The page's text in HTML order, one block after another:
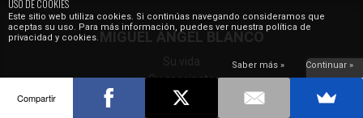
USO DE COOKIES
Este sitio web utiliza cookies. Si continúas navegando consideramos que
aceptas su uso. Para más información, puedes ver nuestra política de
privacidad y cookies.
Saber más » Continuar »
MIGUEL ÁNGEL BLANCO
Su vida
Su asesinato
El espíritu de Ermua
Compartir